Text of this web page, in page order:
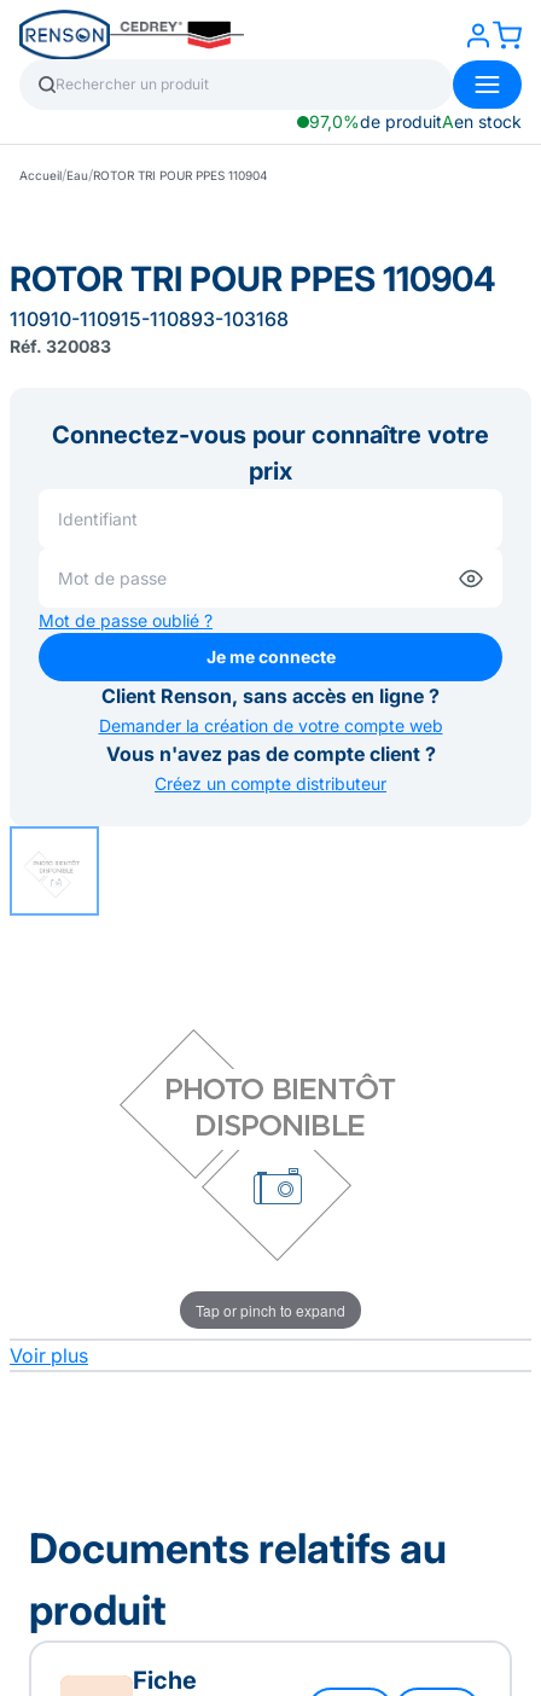
97,0%de produitAen stock
Accueil/Eau/ROTOR TRI POUR PPES 110904
Tap or pinch to expand
Voir plus
ROTOR TRI POUR PPES 110904
110910-110915-110893-103168
Réf. 320083
Connectez-vous pour connaître votre
prix
Mot de passe oublié ?
Je me connecte
Je me connecte
Client Renson, sans accès en ligne ?
Demander la création de votre compte web
Vous n'avez pas de compte client ?
Créez un compte distributeur
Documents relatifs au
produit
Fiche